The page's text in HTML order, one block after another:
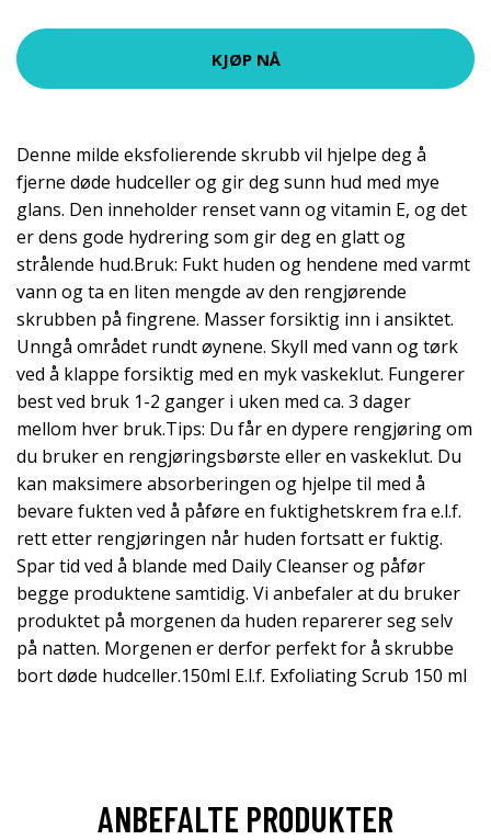
KJØP NÅ
Denne milde eksfolierende skrubb vil hjelpe deg å
fjerne døde hudceller og gir deg sunn hud med mye
glans. Den inneholder renset vann og vitamin E, og det
er dens gode hydrering som gir deg en glatt og
strålende hud.Bruk: Fukt huden og hendene med varmt
vann og ta en liten mengde av den rengjørende
skrubben på fingrene. Masser forsiktig inn i ansiktet.
Unngå området rundt øynene. Skyll med vann og tørk
ved å klappe forsiktig med en myk vaskeklut. Fungerer
best ved bruk 1-2 ganger i uken med ca. 3 dager
mellom hver bruk.Tips: Du får en dypere rengjøring om
du bruker en rengjøringsbørste eller en vaskeklut. Du
kan maksimere absorberingen og hjelpe til med å
bevare fukten ved å påføre en fuktighetskrem fra e.l.f.
rett etter rengjøringen når huden fortsatt er fuktig.
Spar tid ved å blande med Daily Cleanser og påfør
begge produktene samtidig. Vi anbefaler at du bruker
produktet på morgenen da huden reparerer seg selv
på natten. Morgenen er derfor perfekt for å skrubbe
bort døde hudceller.150ml E.l.f. Exfoliating Scrub 150 ml
ANBEFALTE PRODUKTER